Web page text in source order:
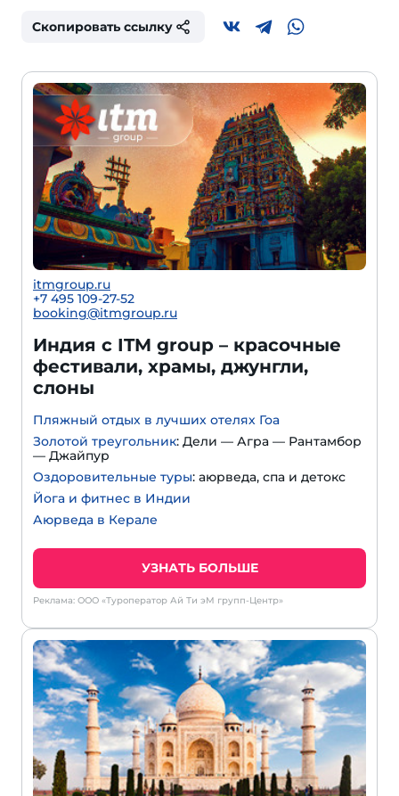
Скопировать ссылку
itmgroup.ru
+7 495 109-27-52
booking@itmgroup.ru
Индия с ITM group – красочные
фестивали, храмы, джунгли,
слоны
Пляжный отдых в лучших отелях Гоа
Золотой треугольник: Дели — Агра — Рантамбор
— Джайпур
Оздоровительные туры: аюрведа, спа и детокс
Йога и фитнес в Индии
Аюрведа в Керале
УЗНАТЬ БОЛЬШЕ
Реклама: ООО «Туроператор Ай Ти эМ групп-Центр»